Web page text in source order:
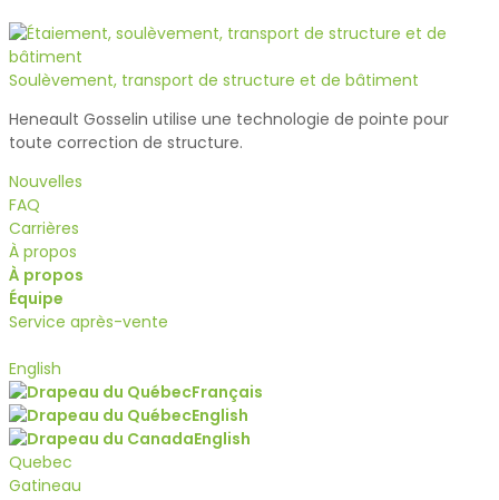
Soulèvement, transport de structure et de bâtiment
Heneault Gosselin utilise une technologie de pointe pour
toute correction de structure.
Nouvelles
FAQ
Carrières
À propos
À propos
Équipe
Service après-vente
English
Français
English
English
Quebec
Gatineau